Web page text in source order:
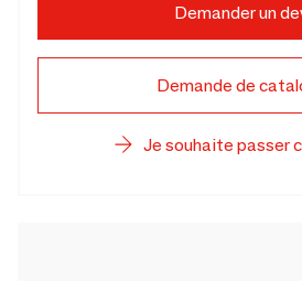
Demander un
Demande de
Je souhaite passer